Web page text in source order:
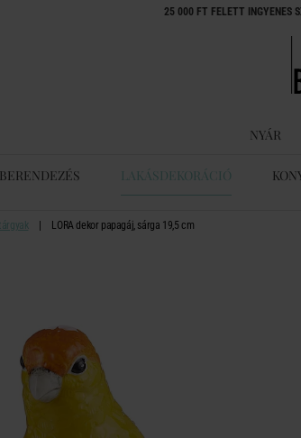
25 000 FT FELETT INGYENES
NYÁR
LAKÁSDEKORÁCIÓ
LORA dekor papagáj, sárga 19,5 cm